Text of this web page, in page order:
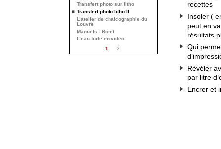
recettes
Insoler (
peut en
résultats
Qui
Révéler
par litre
Encrer et
Transfert photo sur litho
Transfert photo litho II
L’atelier de chalcographie du
Louvre
Manuels - Roret
L’eau-forte en vidéo
1
2